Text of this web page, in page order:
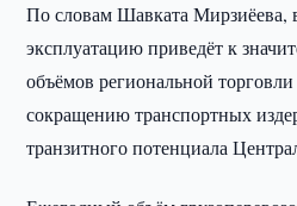
По словам Шавката Мирзиёева,
эксплуатацию приведёт к
объёмов региональной
сокращению транспортных
транзитного потенциала